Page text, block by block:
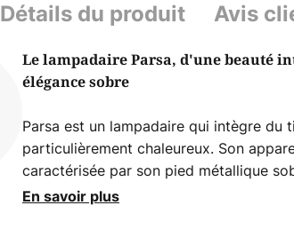
Détails du produit Avis
Le lampadaire Parsa, d'une beauté
élégance sobre
Parsa est un lampadaire qui intègre du
particulièrement chaleureux. Son
caractérisée par son pied métallique
base ronde et présente une surface
En savoir plus